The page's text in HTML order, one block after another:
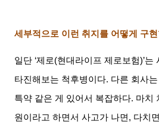
세부적으로 이런 취지를 어떻게 구
일단 ‘제로(현대라이프 제로보험)’는
타진해보는 척후병이다. 다른 회사
특약 같은 게 있어서 복잡하다. 마치
원이라고 하면서 사고가 나면, 다치면